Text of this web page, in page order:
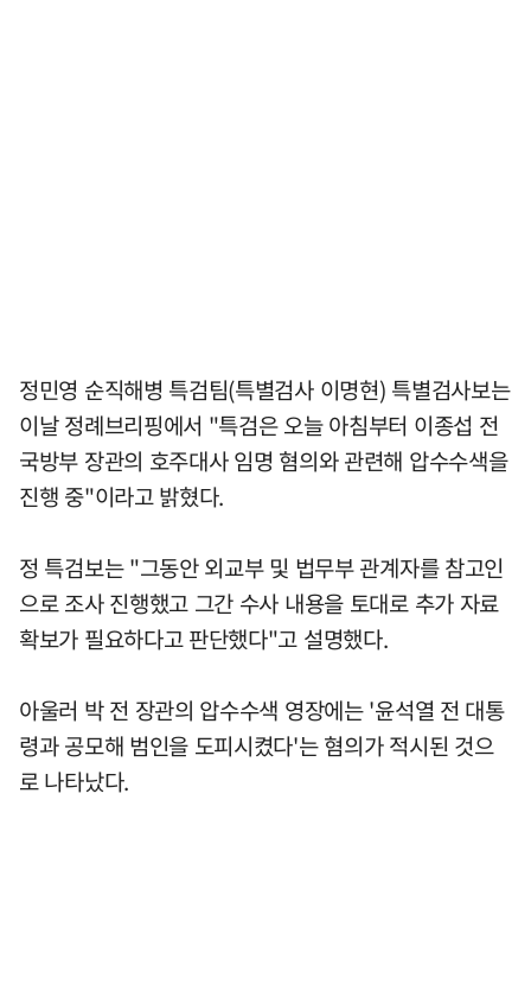
정민영 순직해병 특검팀(특별검사 이명현) 특별검사보는
이날 정례브리핑에서 "특검은 오늘 아침부터 이종섭 전
국방부 장관의 호주대사 임명 혐의와 관련해 압수수색을
진행 중"이라고 밝혔다.
정 특검보는 "그동안 외교부 및 법무부 관계자를 참고인
으로 조사 진행했고 그간 수사 내용을 토대로 추가 자료
확보가 필요하다고 판단했다"고 설명했다.
아울러 박 전 장관의 압수수색 영장에는 '윤석열 전 대통
령과 공모해 범인을 도피시켰다'는 혐의가 적시된 것으
로 나타났다.